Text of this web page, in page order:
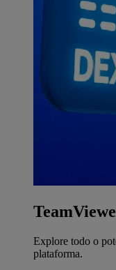
Explore todo o
plataforma.